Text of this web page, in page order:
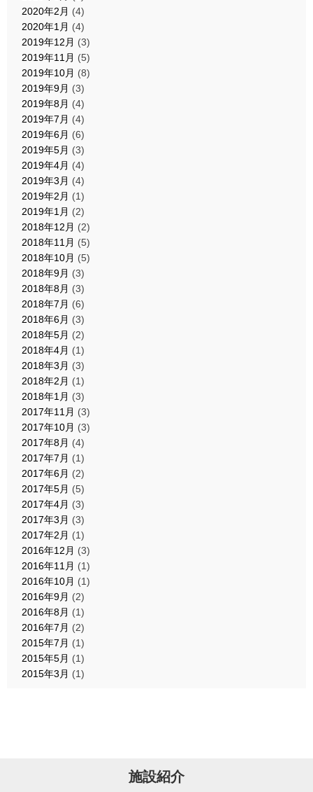
2020年2月 (4)
2020年1月 (4)
2019年12月 (3)
2019年11月 (5)
2019年10月 (8)
2019年9月 (3)
2019年8月 (4)
2019年7月 (4)
2019年6月 (6)
2019年5月 (3)
2019年4月 (4)
2019年3月 (4)
2019年2月 (1)
2019年1月 (2)
2018年12月 (2)
2018年11月 (5)
2018年10月 (5)
2018年9月 (3)
2018年8月 (3)
2018年7月 (6)
2018年6月 (3)
2018年5月 (2)
2018年4月 (1)
2018年3月 (3)
2018年2月 (1)
2018年1月 (3)
2017年11月 (3)
2017年10月 (3)
2017年8月 (4)
2017年7月 (1)
2017年6月 (2)
2017年5月 (5)
2017年4月 (3)
2017年3月 (3)
2017年2月 (1)
2016年12月 (3)
2016年11月 (1)
2016年10月 (1)
2016年9月 (2)
2016年8月 (1)
2016年7月 (2)
2015年7月 (1)
2015年5月 (1)
2015年3月 (1)
施設紹介